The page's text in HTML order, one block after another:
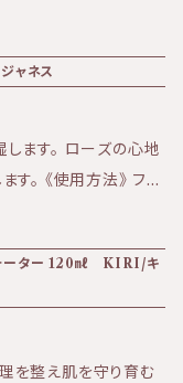
公式ホ
さいませ。タイプは
さっぱりしたテクス
成分〉 水、
アルニカ花エキス、ク
ス、カンフル*エタノ
用。
ャネス
します。 ローズの心地
》 フラ
し水分を残した状態で
の香り ★テクスチャ
、セ
ォーター 120㎖ KIRI/キ
を整え肌を守り育む